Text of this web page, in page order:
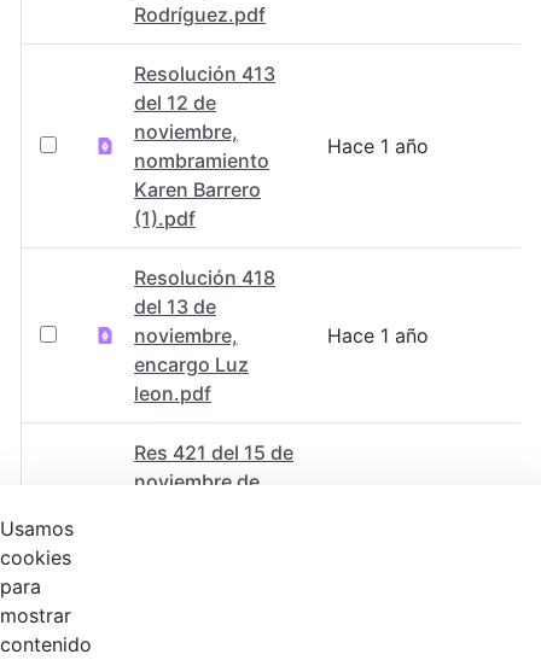
Rodríguez.pdf
Resolución 413
del 12 de
noviembre,
nombramiento
Karen Barrero
(1).pdf
Hace 1 año
Resolución 418
del 13 de
noviembre,
encargo Luz
leon.pdf
Hace 1 año
Res 421 del 15 de
noviembre de
Usamos
cookies
para
mostrar
contenido